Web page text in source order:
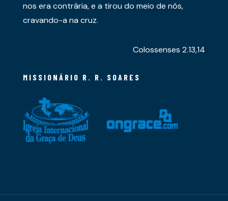
nos era contrária, e a tirou do meio de nós,
cravando-a na cruz.
Colossenses 2.13,14
MISSIONÁRIO R. R. SOARES